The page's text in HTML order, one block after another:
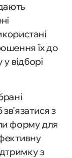
їх до
відборі
з
форму для
з